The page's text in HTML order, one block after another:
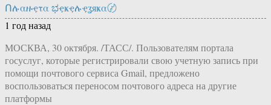
Ոሉαዙҿτα ಭҿҝҿሉҿʓяҝα〄
1 год назад
МОСКВА, 30 октября. /ТАСС/. Пользователям портала
госуслуг, которые регистрировали свою учетную запись при
помощи почтового сервиса Gmail, предложено
воспользоваться переносом почтового адреса на другие
платформы